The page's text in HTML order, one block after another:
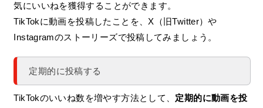
気にいいねを獲得することができます。
TikTokに動画を投稿したことを、X（旧Twitter）や
Instagramのストーリーズで投稿してみましょう。
定期的に投稿する
TikTokのいいね数を増やす方法として、 定期的に動画を投